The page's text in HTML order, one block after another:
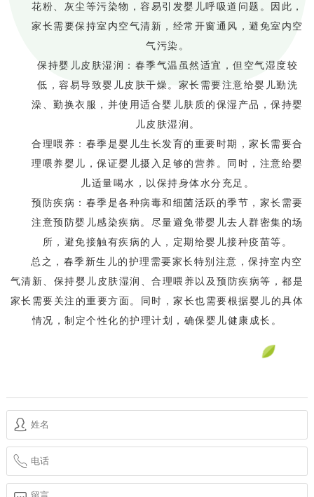
花粉、灰尘等污染物，容易引发婴儿呼吸道问题。因此，
家长需要保持室内空气清新，经常开窗通风，避免室内空
气污染。
保持婴儿皮肤湿润：春季气温虽然适宜，但空气湿度较
低，容易导致婴儿皮肤干燥。家长需要注意给婴儿勤洗
澡、勤换衣服，并使用适合婴儿肤质的保湿产品，保持婴
儿皮肤湿润。
合理喂养：春季是婴儿生长发育的重要时期，家长需要合
理喂养婴儿，保证婴儿摄入足够的营养。同时，注意给婴
儿适量喝水，以保持身体水分充足。
预防疾病：春季是各种病毒和细菌活跃的季节，家长需要
注意预防婴儿感染疾病。尽量避免带婴儿去人群密集的场
所，避免接触有疾病的人，定期给婴儿接种疫苗等。
总之，春季新生儿的护理需要家长特别注意，保持室内空
气清新、保持婴儿皮肤湿润、合理喂养以及预防疾病等，都是
家长需要关注的重要方面。同时，家长也需要根据婴儿的具体
情况，制定个性化的护理计划，确保婴儿健康成长。